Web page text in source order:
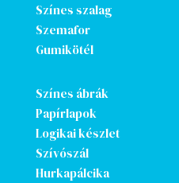
Színes szalag
Szemafor
Gumikötél
Színes ábrák
Papírlapok
Logikai készlet
Szívószál
Hurkapálcika